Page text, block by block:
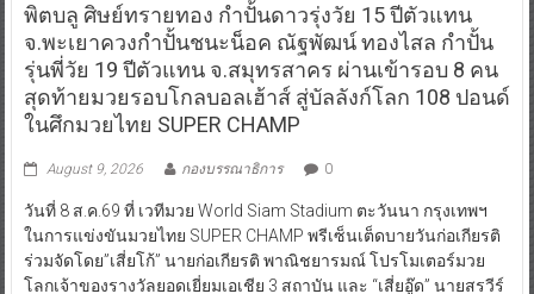
พิตบลู ศิษย์ทรายทอง กำปั้นดาวรุ่งวัย 15 ปีตัวแทน
จ.พะเยาควงกำปั้นชนะน็อค ณัฐพัฒน์ ทองไสล กำปั้น
รุ่นพี่วัย 19 ปีตัวแทน จ.สมุทรสาคร ผ่านเข้ารอบ 8 คน
สุดท้ายมวยรอบโกลบอลเฮ้าส์ สู่บัลลังก์โลก 108 ปอนด์
ในศึกมวยไทย SUPER CHAMP
August 9, 2026 กองบรรณาธิการ 0
วันที่ 8 ส.ค.69 ที่ เวทีมวย World Siam Stadium ตะวันนา กรุงเทพฯ
ในการแข่งขันมวยไทย SUPER CHAMP พรีเซ็นเต็ดบายวันก่อเกียรติ
ร่วมจัดโดย”เสี่ยโก้” นายก่อเกียรติ พาณิชยารมณ์ โปรโมเตอร์มวย
โลกเจ้าของรางวัลยอดเยี่ยมเอเชีย 3 สถาบัน และ “เสี่ยอู๊ด” นายสรวีร์